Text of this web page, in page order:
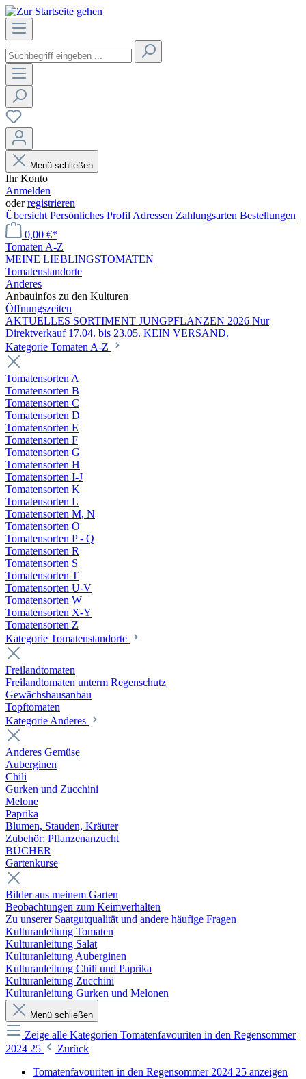
Menü schließen
Ihr Konto
Anmelden
oderregistrieren
Übersicht Persönliches Profil Adressen Zahlungsarten Bestellungen
0,00 €*
Tomaten A-Z
MEINE LIEBLINGSTOMATEN
Tomatenstandorte
Anderes
Anbauinfos zu den Kulturen
Öffnungszeiten
AKTUELLES SORTIMENT JUNGPFLANZEN 2026 Nur
Direktverkauf 17.04. bis 23.05. KEIN VERSAND.
Kategorie Tomaten A-Z
Tomatensorten A
Tomatensorten B
Tomatensorten C
Tomatensorten D
Tomatensorten E
Tomatensorten F
Tomatensorten G
Tomatensorten H
Tomatensorten I-J
Tomatensorten K
Tomatensorten L
Tomatensorten M, N
Tomatensorten O
Tomatensorten P - Q
Tomatensorten R
Tomatensorten S
Tomatensorten T
Tomatensorten U-V
Tomatensorten W
Tomatensorten X-Y
Tomatensorten Z
Kategorie Tomatenstandorte
Freilandtomaten
Freilandtomaten unterm Regenschutz
Gewächshausanbau
Topftomaten
Kategorie Anderes
Anderes Gemüse
Auberginen
Chili
Gurken und Zucchini
Melone
Paprika
Blumen, Stauden, Kräuter
Zubehör: Pflanzenanzucht
BÜCHER
Gartenkurse
Bilder aus meinem Garten
Beobachtungen zum Keimverhalten
Zu unserer Saatgutqualität und andere häufige Fragen
Kulturanleitung Tomaten
Kulturanleitung Salat
Kulturanleitung Auberginen
Kulturanleitung Chili und Paprika
Kulturanleitung Zucchini
Kulturanleitung Gurken und Melonen
Menü schließen
Zeige alle Kategorien Tomatenfavouriten in den Regensommer
2024 25
Zurück
Tomatenfavouriten in den Regensommer 2024 25 anzeigen